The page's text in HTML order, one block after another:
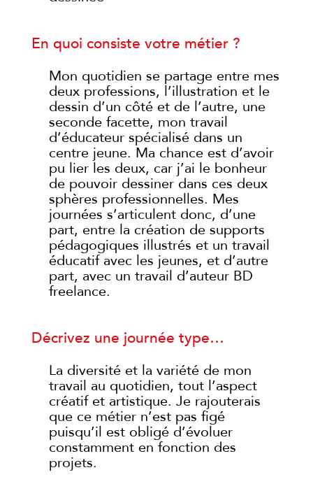
En quoi consiste votre métier ?
Mon quotidien se partage entre mes
deux professions, l’illustration et le
dessin d’un côté et de l’autre, une
seconde facette, mon travail
d’éducateur spécialisé dans un
centre jeune. Ma chance est d’avoir
pu lier les deux, car j’ai le bonheur
de pouvoir dessiner dans ces deux
sphères professionnelles. Mes
journées s’articulent donc, d’une
part, entre la création de supports
pédagogiques illustrés et un travail
éducatif avec les jeunes, et d’autre
part, avec un travail d’auteur BD
freelance.
Décrivez une journée type…
La diversité et la variété de mon
travail au quotidien, tout l’aspect
créatif et artistique. Je rajouterais
que ce métier n’est pas figé
puisqu’il est obligé d’évoluer
constamment en fonction des
projets.